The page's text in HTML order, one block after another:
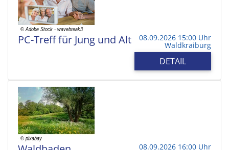
PC-Treff für Jung und Alt 08.09.2026 15:00 Uhr
Waldkraiburg
DETAIL
08.09.2026 16:00 Uhr